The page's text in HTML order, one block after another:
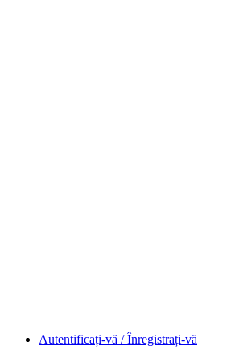
Autentificați-vă / Înregistrați-vă